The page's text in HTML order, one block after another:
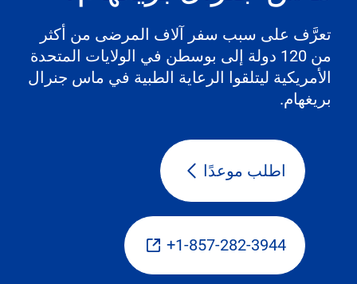
تعرَّف على سبب سفر آلاف المرضى من أكثر
من 120 دولة إلى بوسطن في الولايات المتحدة
الأمريكية ليتلقوا الرعاية الطبية في ماس جنرال
بريغهام.
اطلب موعدًا
1-857-282-3944+